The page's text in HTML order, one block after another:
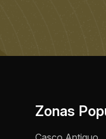
Zonas